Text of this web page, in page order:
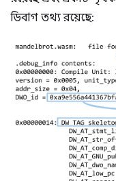
ডিবাগ তথ্য রয়েছে: